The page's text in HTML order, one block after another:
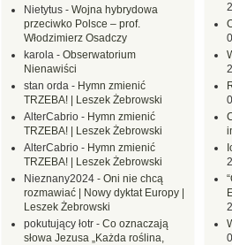
Nietytus - Wojna hybrydowa
przeciwko Polsce – prof.
Włodzimierz Osadczy
karola - Obserwatorium
Nienawiści
stan orda - Hymn zmienić
TRZEBA! | Leszek Żebrowski
AlterCabrio - Hymn zmienić
TRZEBA! | Leszek Żebrowski
AlterCabrio - Hymn zmienić
TRZEBA! | Leszek Żebrowski
Nieznany2024 - Oni nie chcą
rozmawiać | Nowy dyktat Europy |
Leszek Żebrowski
pokutujący łotr - Co oznaczają
słowa Jezusa „Każda roślina,